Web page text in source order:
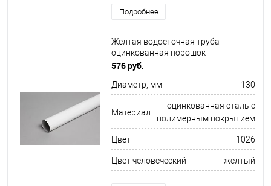
Подробнее
Желтая водосточная труба
оцинкованная порошок
ф130х1250мм RAL 1026
576 руб.
Диаметр, мм 130
Материал
оцинкованная сталь с
полимерным покрытием
Цвет 1026
Цвет человеческий желтый